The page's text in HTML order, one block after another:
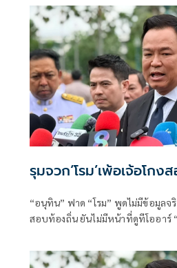
รุมจวก‘โรม’เพ้อเจ้อโกง
“อนุทิน” ฟาด “โรม” พูดไม่มีข้อมูลจ
สอบท้องถิ่น ยันไม่มีหน้าที่ดูทีโออาร์